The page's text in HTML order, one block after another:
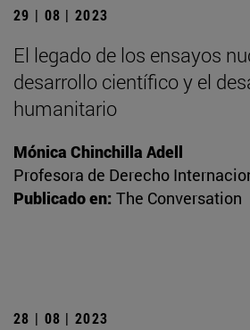
29 | 08 | 2023
El legado de los ensayos
desarrollo científico y el
humanitario
Mónica Chinchilla Adell
Profesora de Derecho
Publicado en: The Conversation
28 | 08 | 2023